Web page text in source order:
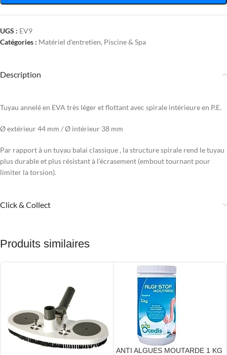
UGS : EV9
Catégories : Matériel d'entretien, Piscine & Spa
Description
Tuyau annelé en EVA très léger et flottant avec spirale intérieure en P.E.
Ø extérieur 44 mm / Ø intérieur 38 mm
Par rapport à un tuyau balai classique , la structure spirale rend le tuyau
plus durable et plus résistant à l’écrasement (embout tournant pour
limiter la torsion).
Click & Collect
Produits similaires
ANTI ALGUES MOUTARDE 1 KG